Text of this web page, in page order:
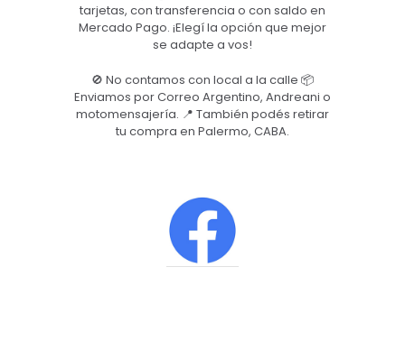
tarjetas, con transferencia o con saldo en
Mercado Pago. ¡Elegí la opción que mejor
se adapte a vos!
🚫 No contamos con local a la calle 📦
Enviamos por Correo Argentino, Andreani o
motomensajería. 📍 También podés retirar
tu compra en Palermo, CABA.